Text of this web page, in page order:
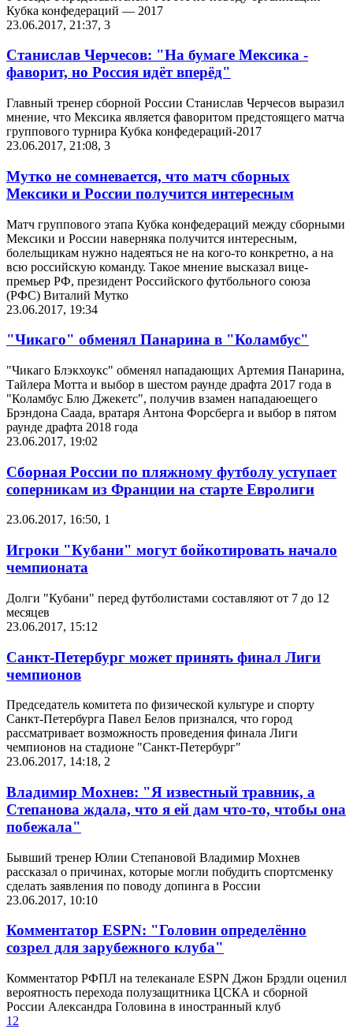
Кубка конфедераций — 2017
23.06.2017, 21:37, 3
Станислав Черчесов: "На бумаге Мексика -
фаворит, но Россия идёт вперёд"
Главный тренер сборной России Станислав Черчесов выразил
мнение, что Мексика является фаворитом предстоящего матча
группового турнира Кубка конфедераций-2017
23.06.2017, 21:08, 3
Мутко не сомневается, что матч сборных
Мексики и России получится интересным
Матч группового этапа Кубка конфедераций между сборными
Мексики и России наверняка получится интересным,
болельщикам нужно надеяться не на кого-то конкретно, а на
всю российскую команду. Такое мнение высказал вице-
премьер РФ, президент Российского футбольного союза
(РФС) Виталий Мутко
23.06.2017, 19:34
"Чикаго" обменял Панарина в "Коламбус"
"Чикаго Блэкхоукс" обменял нападающих Артемия Панарина,
Тайлера Мотта и выбор в шестом раунде драфта 2017 года в
"Коламбус Блю Джекетс", получив взамен нападаюещего
Брэндона Саада, вратаря Антона Форсберга и выбор в пятом
раунде драфта 2018 года
23.06.2017, 19:02
Cборная России по пляжному футболу уступает
соперникам из Франции на старте Евролиги
23.06.2017, 16:50, 1
Игроки "Кубани" могут бойкотировать начало
чемпионата
Долги "Кубани" перед футболистами составляют от 7 до 12
месяцев
23.06.2017, 15:12
Санкт-Петербург может принять финал Лиги
чемпионов
Председатель комитета по физической культуре и спорту
Санкт-Петербурга Павел Белов признался, что город
рассматривает возможность проведения финала Лиги
чемпионов на стадионе "Санкт-Петербург"
23.06.2017, 14:18, 2
Владимир Мохнев: "Я известный травник, а
Степанова ждала, что я ей дам что-то, чтобы она
побежала"
Бывший тренер Юлии Степановой Владимир Мохнев
рассказал о причинах, которые могли побудить спортсменку
сделать заявления по поводу допинга в России
23.06.2017, 10:10
Комментатор ESPN: "Головин определённо
созрел для зарубежного клуба"
Комментатор РФПЛ на телеканале ESPN Джон Брэдли оценил
вероятность перехода полузащитника ЦСКА и сборной
России Александра Головина в иностранный клуб
1 2